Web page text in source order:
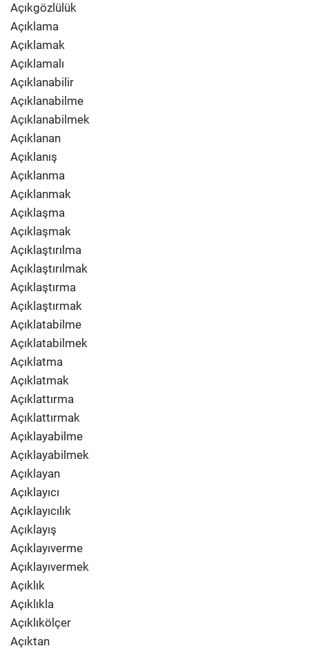
Açıkgözlülük
Açıklama
Açıklamak
Açıklamalı
Açıklanabilir
Açıklanabilme
Açıklanabilmek
Açıklanan
Açıklanış
Açıklanma
Açıklanmak
Açıklaşma
Açıklaşmak
Açıklaştırılma
Açıklaştırılmak
Açıklaştırma
Açıklaştırmak
Açıklatabilme
Açıklatabilmek
Açıklatma
Açıklatmak
Açıklattırma
Açıklattırmak
Açıklayabilme
Açıklayabilmek
Açıklayan
Açıklayıcı
Açıklayıcılık
Açıklayış
Açıklayıverme
Açıklayıvermek
Açıklık
Açıklıkla
Açıklıkölçer
Açıktan